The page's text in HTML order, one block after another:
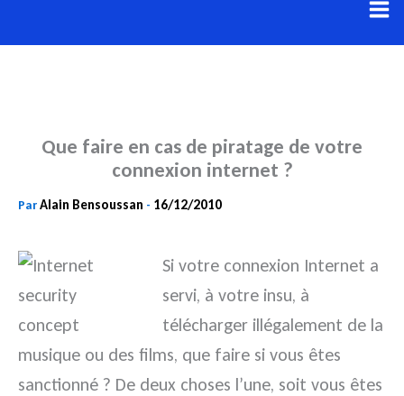
au
Que faire en cas de piratage de votre
connexion internet ?
ParAlain Bensoussan - 16/12/2010
Si votre connexion Internet a
servi, à votre insu, à
télécharger illégalement de la
musique ou des films, que faire si vous êtes
sanctionné ? De deux choses l’une, soit vous êtes